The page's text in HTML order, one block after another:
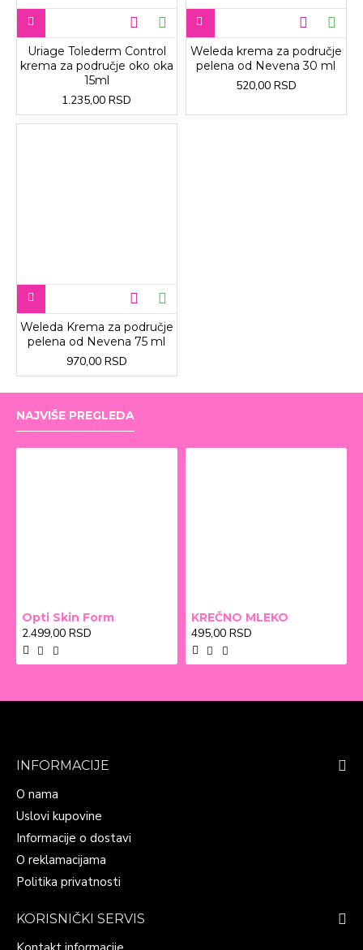
Uriage Tolederm Control
krema za područje oko oka
15ml
1.235,00 RSD
Weleda krema za područje
pelena od Nevena 30 ml
520,00 RSD
Weleda Krema za područje
pelena od Nevena 75 ml
970,00 RSD
NAJVIŠE PREGLEDA
Opti Skin Form
2.499,00 RSD
KREČNO MLEKO
495,00 RSD
INFORMACIJE
O nama
Uslovi kupovine
Informacije o dostavi
O reklamacijama
Politika privatnosti
KORISNIČKI SERVIS